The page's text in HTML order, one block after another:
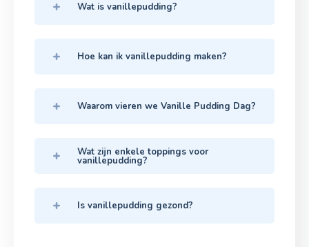
Wat is vanillepudding?
Hoe kan ik vanillepudding maken?
Waarom vieren we Vanille Pudding Dag?
Wat zijn enkele toppings voor
vanillepudding?
Is vanillepudding gezond?